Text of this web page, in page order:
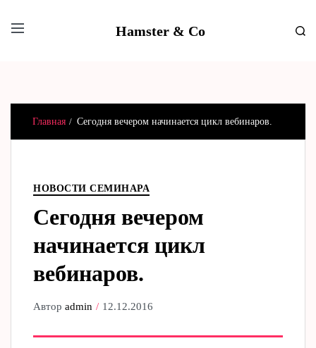
Hamster & Co
Главная Сегодня вечером начинается цикл вебинаров.
НОВОСТИ СЕМИНАРА
Сегодня вечером
начинается цикл
вебинаров.
Авторadmin 12.12.2016